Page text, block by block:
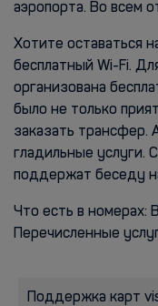
аэропорта. Во всем
Хотите оставаться
бесплатный Wi-Fi.
организована
было не только
заказать трансфер.
гладильные услуги.
поддержат беседу
Что есть в номерах:
Перечисленные
Поддержка карт